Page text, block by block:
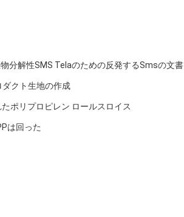
分解性SMS Telaのための反発するSmsの文書
クト生地の作成
ポリプロピレン ロールスロイス
は回った